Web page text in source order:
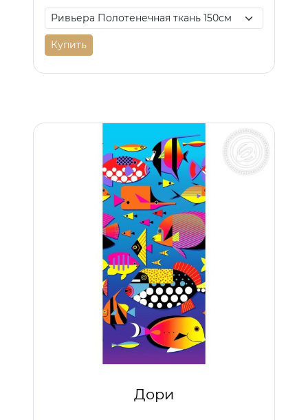
Купить
Дори